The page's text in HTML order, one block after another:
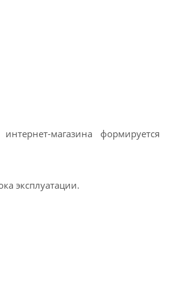
магазина формируется
эксплуатации.